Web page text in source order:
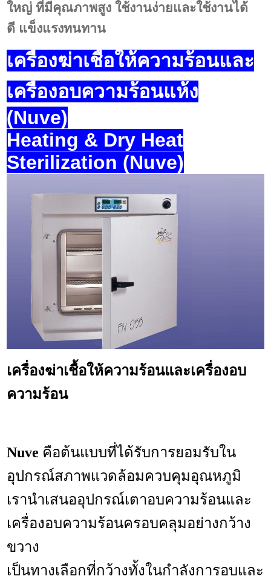
ใหญ่ ที่มีคุณภาพสูง ใช้งานง่ายและใช้งานได้
ดี แข็งแรงทนทาน
เครื่องฆ่าเชื้อให้ความร้อนและ
เครื่องอบความร้อนแห้ง
(Nuve)
Heating & Dry Heat
Sterilization (Nuve)
เครื่องฆ่าเชื้อให้ความร้อนและเครื่องอบ
ความร้อน
Nuve คือต้นแบบที่ได้รับการยอมรับใน
อุปกรณ์สภาพแวดล้อมควบคุมอุณหภูมิ
เรานำเสนออุปกรณ์เตาอบความร้อนและ
เครื่องอบความร้อนครอบคลุมอย่างกว้าง
ขวาง
เป็นทางเลือกที่กว้างทั้งในกำลังการอบและ